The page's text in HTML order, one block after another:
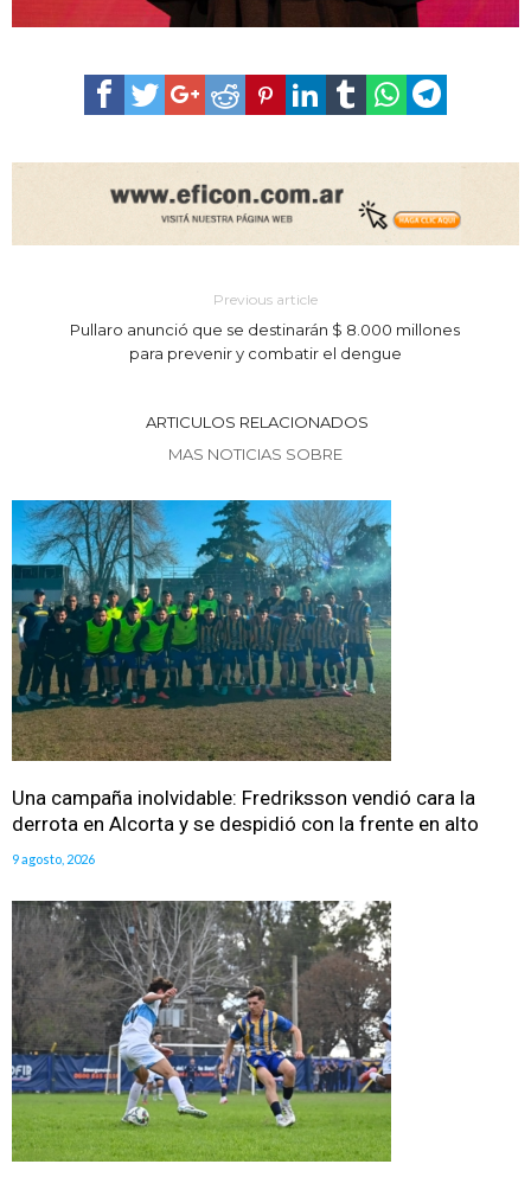
Previous article
Pullaro anunció que se destinarán $ 8.000 millones
para prevenir y combatir el dengue
ARTICULOS RELACIONADOS
MAS NOTICIAS SOBRE
Una campaña inolvidable: Fredriksson vendió cara la
derrota en Alcorta y se despidió con la frente en alto
9 agosto, 2026